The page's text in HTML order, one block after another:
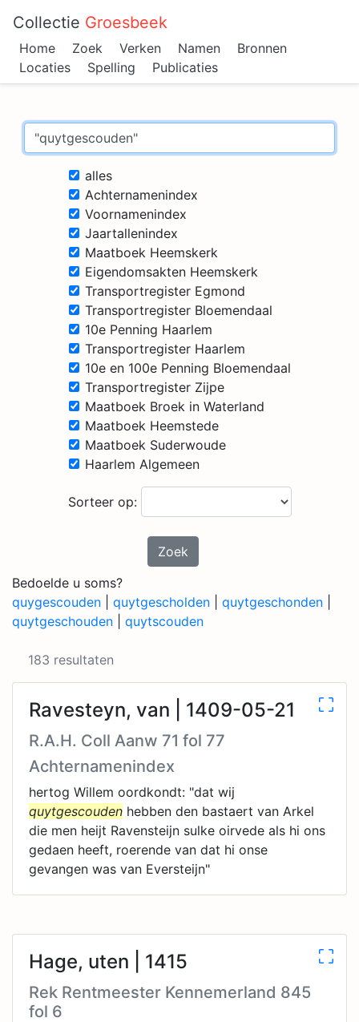
Collectie Groesbeek
Home Zoek Verken Namen
Bronnen
Locaties
Spelling Publicaties
alles
Achternamenindex
Voornamenindex
Jaartallenindex
Maatboek Heemskerk
Eigendomsakten Heemskerk
Transportregister Egmond
Transportregister Bloemendaal
10e Penning Haarlem
Transportregister Haarlem
10e en 100e Penning Bloemendaal
Transportregister Zijpe
Maatboek Broek in Waterland
Maatboek Heemstede
Maatboek Suderwoude
Haarlem Algemeen
Sorteer op:
Zoek
Bedoelde u soms?
quygescouden
quytgescholden quytgeschonden
quytgeschouden
quytscouden
183 resultaten
Ravesteyn, van | 1409-05-21
R.A.H. Coll Aanw 71 fol 77
Achternamenindex
hertog Willem oordkondt: "dat wij
quytgescouden hebben den bastaert van Arkel
die men heijt Ravensteijn sulke oirvede als hi ons
gedaen heeft, roerende van dat hi onse
gevangen was van Eversteijn"
Hage, uten | 1415
Rek Rentmeester Kennemerland 845
fol 6